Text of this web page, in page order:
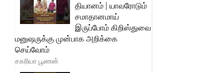
தியானம் | யாவரோடும்
சமாதானமாய்
இருப்போம் கிறிஸ்துவை
மனுஷருக்கு முன்பாக அறிக்கை
செய்வோம்
சகரியா பூணன்